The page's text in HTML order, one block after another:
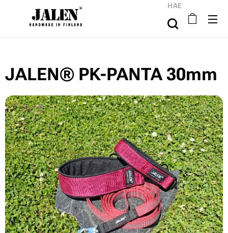
HAE
JALEN® PK-PANTA 30mm